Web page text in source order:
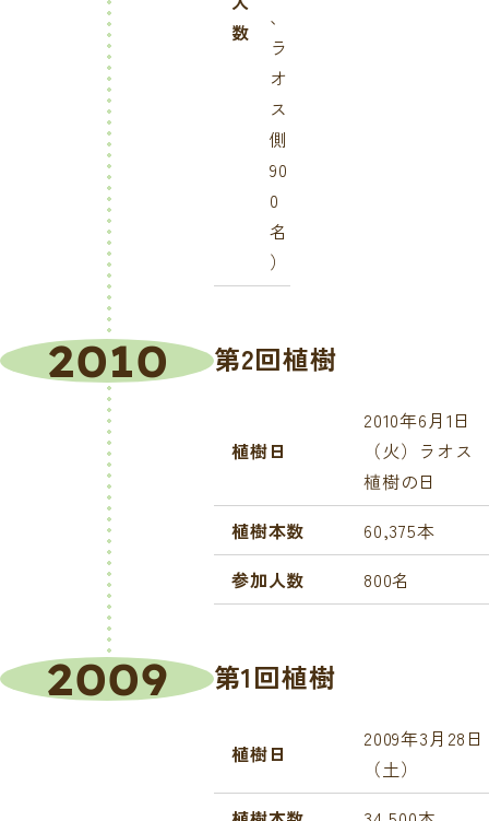
数
、
ラ
オ
ス
側
90
0
名
）
2010 第2回植樹
植樹日
2010年6月1日
（火）ラオス
植樹の日
植樹本数
60,375本
参加人数
800名
2009 第1回植樹
植樹日
2009年3月28日
（土）